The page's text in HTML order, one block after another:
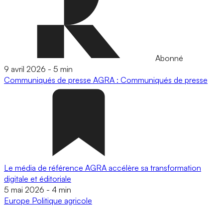
Abonné
9 avril 2026 - 5 min
Communiqués de presse AGRA : Communiqués de presse
Le média de référence AGRA accélère sa transformation
digitale et éditoriale
5 mai 2026 - 4 min
Europe Politique agricole